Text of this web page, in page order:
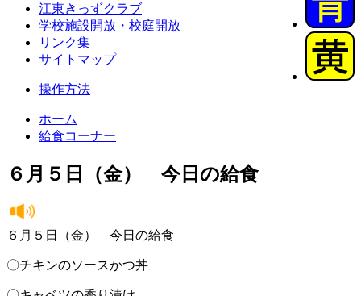
江東きっずクラブ
学校施設開放・校庭開放
リンク集
サイトマップ
操作方法
ホーム
給食コーナー
６月５日（金） 今日の給食
６月５日（金） 今日の給食
〇チキンのソースかつ丼